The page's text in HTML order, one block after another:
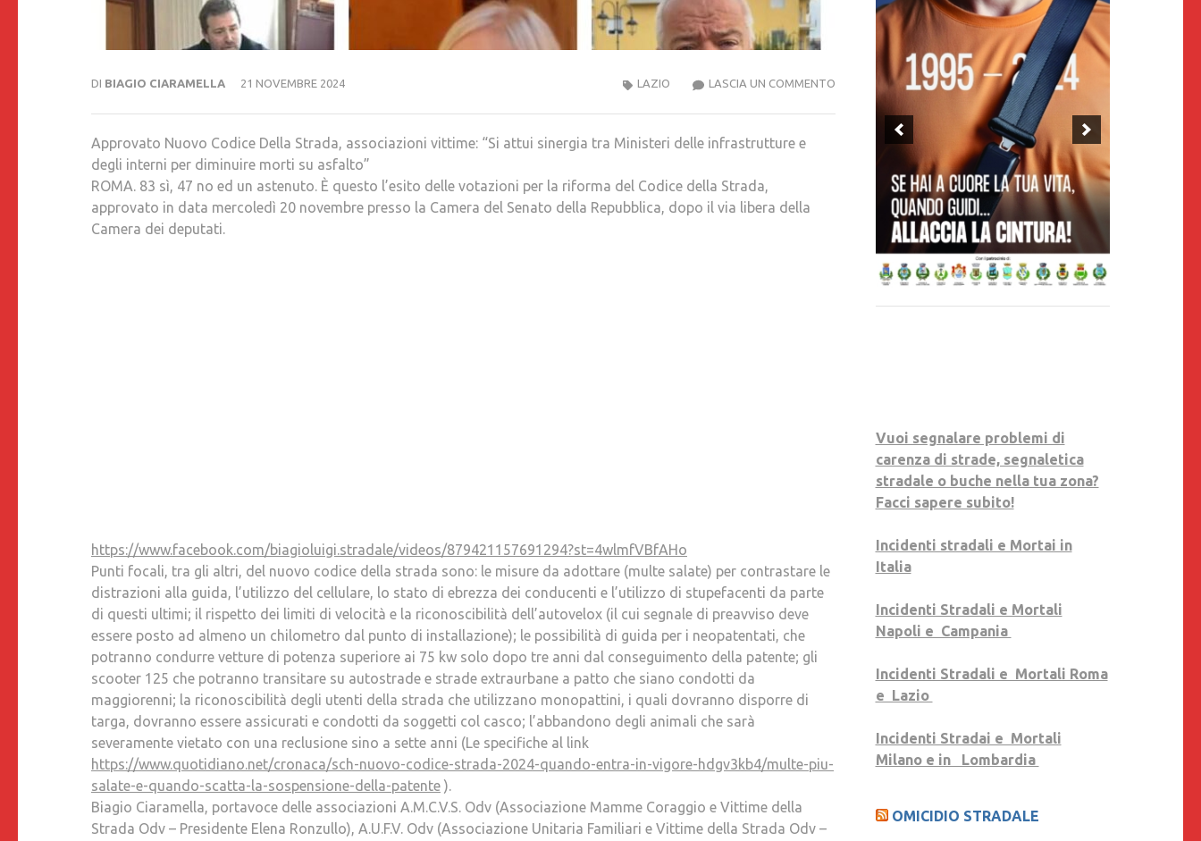
DI BIAGIO CIARAMELLA 21 NOVEMBRE 2024 LASCIA UN COMMENTO
LAZIO
Approvato Nuovo Codice Della Strada, associazioni vittime: “Si attui sinergia tra Ministeri delle infrastrutture e
degli interni per diminuire morti su asfalto”
ROMA. 83 sì, 47 no ed un astenuto. È questo l’esito delle votazioni per la riforma del Codice della Strada,
approvato in data mercoledì 20 novembre presso la Camera del Senato della Repubblica, dopo il via libera della
Camera dei deputati.
https://www.facebook.com/biagioluigi.stradale/videos/879421157691294?st=4wlmfVBfAHo
Punti focali, tra gli altri, del nuovo codice della strada sono: le misure da adottare (multe salate) per contrastare le
distrazioni alla guida, l’utilizzo del cellulare, lo stato di ebrezza dei conducenti e l’utilizzo di stupefacenti da parte
di questi ultimi; il rispetto dei limiti di velocità e la riconoscibilità dell’autovelox (il cui segnale di preavviso deve
essere posto ad almeno un chilometro dal punto di installazione); le possibilità di guida per i neopatentati, che
potranno condurre vetture di potenza superiore ai 75 kw solo dopo tre anni dal conseguimento della patente; gli
scooter 125 che potranno transitare su autostrade e strade extraurbane a patto che siano condotti da
maggiorenni; la riconoscibilità degli utenti della strada che utilizzano monopattini, i quali dovranno disporre di
targa, dovranno essere assicurati e condotti da soggetti col casco; l’abbandono degli animali che sarà
severamente vietato con una reclusione sino a sette anni (Le specifiche al link
https://www.quotidiano.net/cronaca/sch-nuovo-codice-strada-2024-quando-entra-in-vigore-hdgv3kb4/multe-piu-
salate-e-quando-scatta-la-sospensione-della-patente ).
Biagio Ciaramella, portavoce delle associazioni A.M.C.V.S. Odv (Associazione Mamme Coraggio e Vittime della
Strada Odv – Presidente Elena Ronzullo), A.U.F.V. Odv (Associazione Unitaria Familiari e Vittime della Strada Odv –
Vuoi segnalare problemi di
carenza di strade, segnaletica
stradale o buche nella tua zona?
Facci sapere subito!
Incidenti stradali e Mortai in
Italia
Incidenti Stradali e Mortali
Napoli e Campania
Incidenti Stradali e Mortali Roma
e Lazio
Incidenti Stradai e Mortali
Milano e in Lombardia
OMICIDIO STRADALE